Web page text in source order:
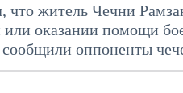
что житель Чечни
или оказании помощи
оппоненты